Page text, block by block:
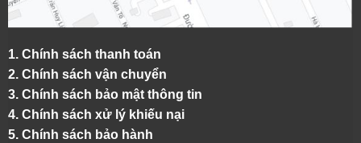
1. Chính sách thanh toán
2. Chính sách vận chuyển
3. Chính sách bảo mật thông tin
4. Chính sách xử lý khiếu nại
5. Chính sách bảo hành